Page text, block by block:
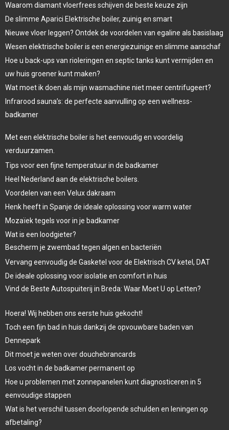
Waarom diamant vloerfrees schijven de beste keuze zijn
De slimme Aparici Elektrische boiler, zuinig en smart
Nieuwe vloer leggen? Ontdek de voordelen van egaline als basislaag
Wesen elektrische boiler is een energiezuinige en slimme aanschaf
Hoe u back-ups van rioleringen en septic tanks kunt vermijden en
uw huis groener kunt maken?
Wat moet ik doen als mijn wasmachine niet meer centrifugeert?
Infrarood sauna’s: de perfecte aanvulling op een wellness-
badkamer
Met een elektrische boiler is het eenvoudig en voordelig
verduurzamen.
Tips voor een fijne temperatuur in de badkamer
Heel Nederland aan de elektrische boilers.
Voordelen van een Velux dakraam
Henk heeft in Spanje de ideale oplossing voor warm water
Mozaïek tegels voor in je badkamer
Wat is een loodgieter?
Bescherm je zwembad tegen algen en bacteriën
Vervang eenvoudig de Gasketel voor de Elektrisch CV ketel, DAT
De ideale oplossing voor isolatie en comfort in huis
Vind de Beste Autospuiterij in Breda: Waar Moet U op Letten?
Hoera! Wij hebben ons eerste huis gekocht!
Toch een fijn bad in huis dankzij de opvouwbare baden van
Dennepark
Dit moet je weten over douchebrancards
Los vocht in de badkamer permanent op
Hoe u problemen met zonnepanelen kunt diagnosticeren in 5
eenvoudige stappen
Wat is het verschil tussen doorlopende schulden en leningen op
afbetaling?